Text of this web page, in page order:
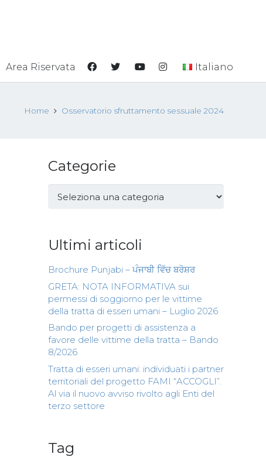
Area Riservata Italiano
Home Osservatorio sfruttamento sessuale 2024
Categorie
Categorie
Ultimi articoli
Brochure Punjabi – ਪੰਜਾਬੀ ਵਿੱਚ ਬਰੋਸ਼ਰ
GRETA: NOTA INFORMATIVA sui
permessi di soggiorno per le vittime
della tratta di esseri umani – Luglio 2026
Bando per progetti di assistenza a
favore delle vittime della tratta – Bando
8/2026
Tratta di esseri umani: individuati i partner
territoriali del progetto FAMI “ACCOGLI”.
Al via il nuovo avviso rivolto agli Enti del
terzo settore
Tag